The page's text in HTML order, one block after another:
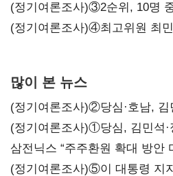
(정기여론조사)③2순위, 10명
'한 자릿수'
(정기여론조사)④최고위원 최
많이 본 뉴스
(정기여론조사)②당심·호남, 김
(정기여론조사)①당심, 김민석
지지도 '50% 아래로'(종합)
삼전닉스 “주주환원 확대 방안
보내
(정기여론조사)⑤이 대통령 지